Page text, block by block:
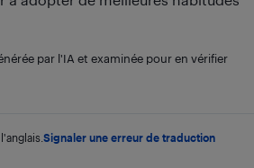
par l'IA et examinée pour en vérifier
Signaler une erreur de traduction